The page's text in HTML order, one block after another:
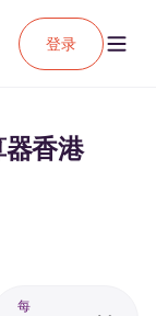
登录
香港
每